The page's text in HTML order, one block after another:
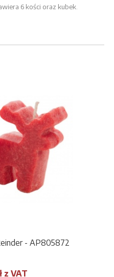
6 kości oraz kubek.
- AP805872
z VAT